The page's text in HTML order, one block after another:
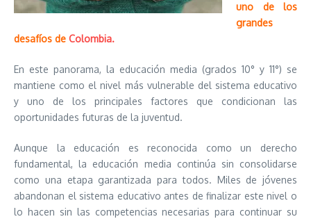
uno de los
grandes
desafíos de Colombia.
En este panorama, la educación media (grados 10° y 11°) se
mantiene como el nivel más vulnerable del sistema educativo
y uno de los principales factores que condicionan las
oportunidades futuras de la juventud.
Aunque la educación es reconocida como un derecho
fundamental, la educación media continúa sin consolidarse
como una etapa garantizada para todos. Miles de jóvenes
abandonan el sistema educativo antes de finalizar este nivel o
lo hacen sin las competencias necesarias para continuar su